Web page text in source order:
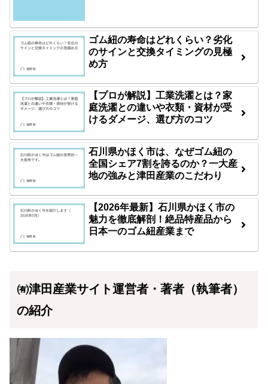
ゴム紐の寿命はどれくらい？劣化
のサインと交換タイミングの見極
め方
【プロが解説】工業洗濯とは？家
庭洗濯との違いや衣類・資材が受
けるダメージ、選び方のコツ
石川県かほく市は、なぜゴム紐の
全国シェア7割を誇るのか？一大産
地の強みと津田産業のこだわり
【2026年最新】石川県かほく市の
魅力を徹底解剖！絶品特産品から
日本一のゴム紐産業まで
㈲津田産業サイト運営者・著者（執筆者）
の紹介